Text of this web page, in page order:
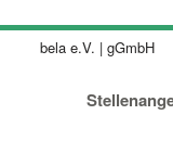
bela e.V. | gGmbH
Navigation